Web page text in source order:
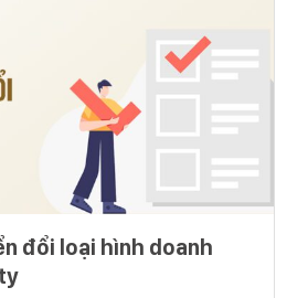
đổi loại hình doanh